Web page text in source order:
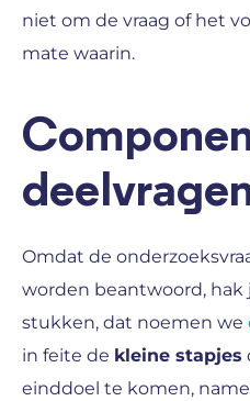
niet om de vraag of het
mate waarin.
Omdat de
worden beantwoord, hak
stukken, dat noemen we
in feite de kleine stapjes
einddoel te komen,